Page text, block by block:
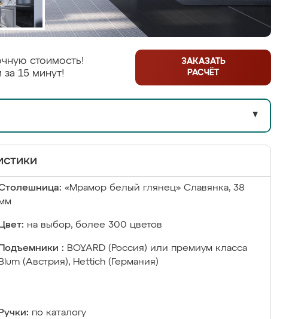
стоимость!
15 минут!
ЗАКАЗАТЬ
РАСЧЁТ
▼
«Мрамор белый глянец» Славянка, 38
Цвет: на выбор, более 300 цветов
Подъемники : BOYARD (Россия) или премиум класса
Blum (Австрия), Hettich (Германия)
Ручки: по каталогу